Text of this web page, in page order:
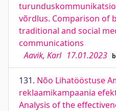
võrdlus. Comparison of
traditional and social
communications
Aavik, Karl 17.01.2023
131. Nõo Lihatööstuse
reklaamikampaania
Analysis of the